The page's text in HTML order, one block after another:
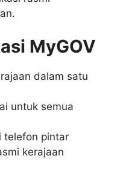
MyGOV
dalam satu
untuk semua
telefon pintar
kerajaan